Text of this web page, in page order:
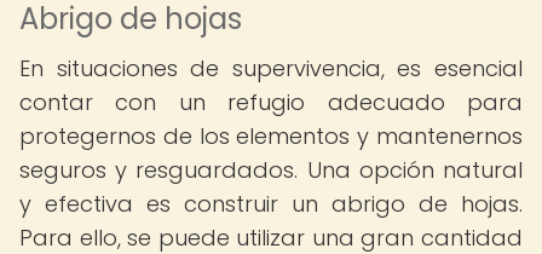
Abrigo de hojas
En situaciones de supervivencia, es esencial
contar con un refugio adecuado para
protegernos de los elementos y mantenernos
seguros y resguardados. Una opción natural
y efectiva es construir un abrigo de hojas.
Para ello, se puede utilizar una gran cantidad